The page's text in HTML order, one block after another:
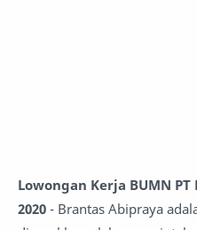
Lowongan Kerja BUMN
2020 - Brantas Abipraya